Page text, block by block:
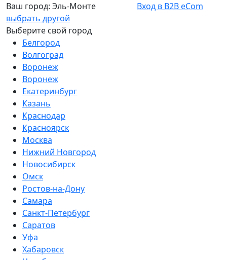
Ваш город: Эль-Монте
выбрать другой
Выберите свой город
Белгород
Волгоград
Воронеж
Воронеж
Екатеринбург
Казань
Краснодар
Красноярск
Москва
Нижний Новгород
Новосибирск
Омск
Ростов-на-Дону
Самара
Санкт-Петербург
Саратов
Уфа
Хабаровск
Вход в B2B eCom